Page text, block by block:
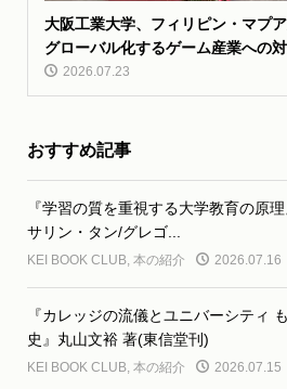
大阪工業大学、フィリピン・マプ
グローバル化するゲーム産業への
2026.07.23
おすすめ記事
『学習の質を重視する大学教育の原
サリン・タン/グレゴ...
KEI BOOK CLUB, 本の紹介 2026.07.16
『カレッジの流儀とユニバーシティ
史』丸山文裕 著(東信堂刊)
KEI BOOK CLUB, 本の紹介 2026.07.15